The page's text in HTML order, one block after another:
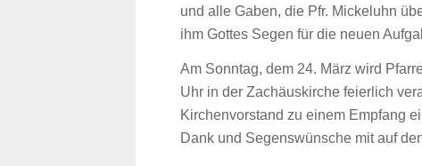
und alle Gaben, die Pfr. Mickeluhn
ihm Gottes Segen für die neuen
Am Sonntag, dem 24. März wird
Uhr in der Zachäuskirche feierlich
Kirchenvorstand zu einem Empfang
Dank und Segenswünsche mit auf